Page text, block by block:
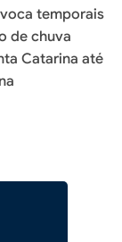
temporais
de chuva
Catarina até